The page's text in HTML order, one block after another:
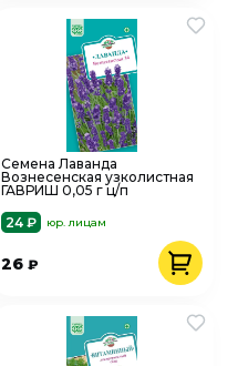
Семена Лаванда
Вознесенская узколистная
ГАВРИШ 0,05 г ц/п
24 ₽
юр. лицам
26₽